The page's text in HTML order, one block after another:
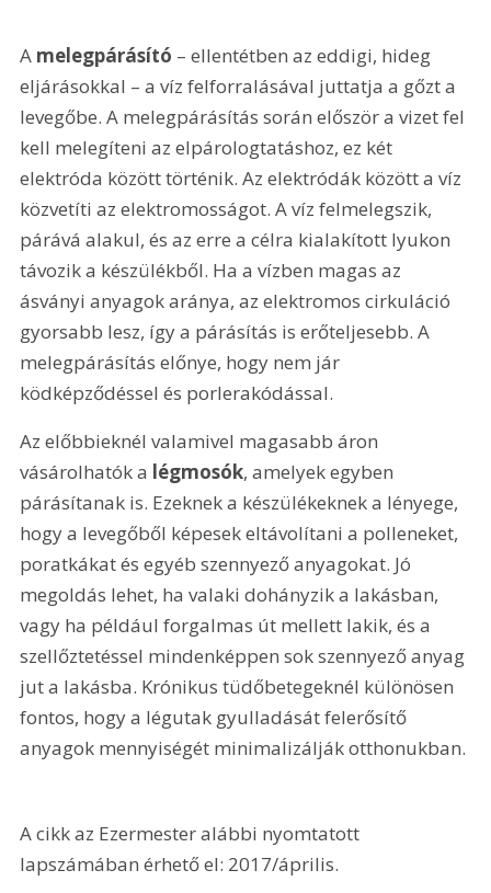
A melegpárásító – ellentétben az eddigi, hideg
eljárásokkal – a víz felforralásával juttatja a gőzt a
levegőbe. A melegpárásítás során először a vizet fel
kell melegíteni az elpárologtatáshoz, ez két
elektróda között történik. Az elektródák között a víz
közvetíti az elektromosságot. A víz felmelegszik,
párává alakul, és az erre a célra kialakított lyukon
távozik a készülékből. Ha a vízben magas az
ásványi anyagok aránya, az elektromos cirkuláció
gyorsabb lesz, így a párásítás is erőteljesebb. A
melegpárásítás előnye, hogy nem jár
ködképződéssel és porlerakódással.
Az előbbieknél valamivel magasabb áron
vásárolhatók a légmosók, amelyek egyben
párásítanak is. Ezeknek a készülékeknek a lényege,
hogy a levegőből képesek eltávolítani a polleneket,
poratkákat és egyéb szennyező anyagokat. Jó
megoldás lehet, ha valaki dohányzik a lakásban,
vagy ha például forgalmas út mellett lakik, és a
szellőztetéssel mindenképpen sok szennyező anyag
jut a lakásba. Krónikus tüdőbetegeknél különösen
fontos, hogy a légutak gyulladását felerősítő
anyagok mennyiségét minimalizálják otthonukban.
A cikk az Ezermester alábbi nyomtatott
lapszámában érhető el: 2017/április.